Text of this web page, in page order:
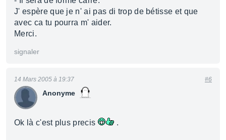
J' espère que je n' ai pas di trop de bétisse et que
avec ca tu pourra m' aider.
Merci.
signaler
Anonyme
14 Mars 2005 à 19:37 #6
Ok là c'est plus precis .